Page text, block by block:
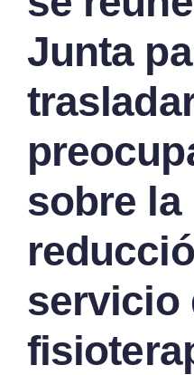
Junta
sobre la
servicio